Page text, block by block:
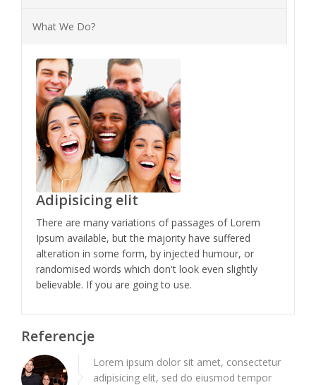
What We Do?
Adipisicing elit
There are many variations of passages of Lorem
Ipsum available, but the majority have suffered
alteration in some form, by injected humour, or
randomised words which don't look even slightly
believable. If you are going to use.
Referencje
Lorem ipsum dolor sit amet, consectetur
adipisicing elit, sed do eiusmod tempor